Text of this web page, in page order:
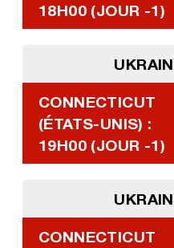
18H00 (JOUR -1)
CONNECTICUT
(ÉTATS-UNIS) :
19H00 (JOUR -1)
CONNECTICUT